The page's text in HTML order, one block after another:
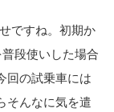
ですね。初期か
段使いした場合
回の試乗車には
そんなに気を遣